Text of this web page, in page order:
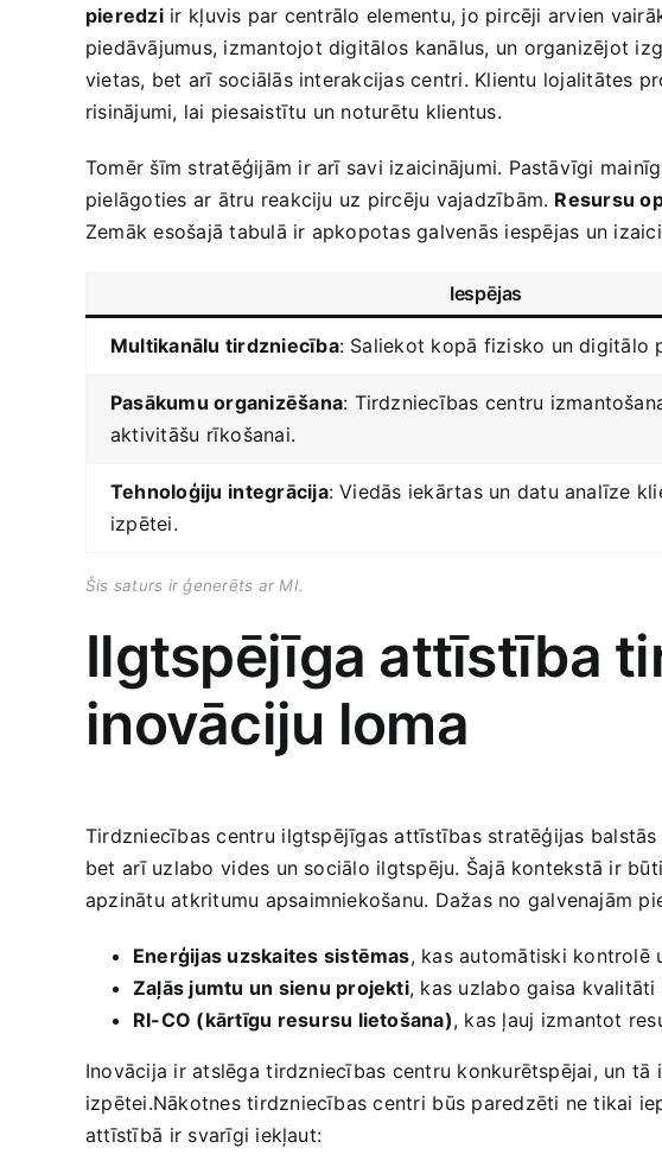
pieredziir ⁣kļuvis par centrālo elementu, jo pircēji arvien
piedāvājumus, izmantojot digitālos ⁤kanālus, un organizējot
vietas, bet arī sociālās interakcijas centri. Klientu lojalitātes
risinājumi, lai piesaistītu un noturētu klientus.
Tomēr ‍šīm‍ stratēģijām ir arī savi izaicinājumi. Pastāvīgi
pielāgoties ar ātru reakciju uz pircēju vajadzībām. Resursu
Zemāk esošajā tabulā ir apkopotas galvenās ‌iespējas⁤ un
Iespējas
Multikanālu tirdzniecība: Saliekot‍ kopā fizisko‌ un digitālo
Pasākumu‌ organizēšana:‌ Tirdzniecības centru
aktivitāšu rīkošanai.
Tehnoloģiju⁢ integrācija: Viedās iekārtas‌ un datu analīze
izpētei.
Šis saturs ir ģenerēts ⁤ar MI.
Ilgtspējīga attīstība
inovāciju loma
Tirdzniecības centru ⁣ilgtspējīgas attīstības stratēģijas
bet ⁢arī uzlabo⁢ vides un sociālo‍ ilgtspēju. Šajā kontekstā ir
apzinātu atkritumu apsaimniekošanu. Dažas no galvenajām
Enerģijas uzskaites ​sistēmas, kas automātiski kontrolē
Zaļās jumtu un sienu projekti, kas uzlabo gaisa kvalitāti
RI-CO (kārtīgu resursu lietošana), kas ļauj ⁢izmantot
Inovācija ir atslēga⁣ tirdzniecības centru konkurētspējai, un
izpētei.Nākotnes tirdzniecības centri⁤ būs paredzēti ne tikai
attīstībā ⁢ir svarīgi iekļaut: